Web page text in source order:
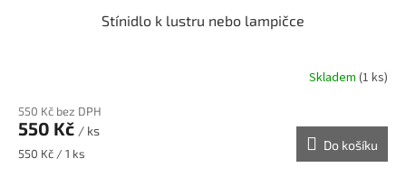
Stínidlo k lustru nebo lampičce
Skladem (1 ks)
550 Kč bez DPH
550 Kč / ks
Měrná
550 Kč / 1 ks
Do košíku